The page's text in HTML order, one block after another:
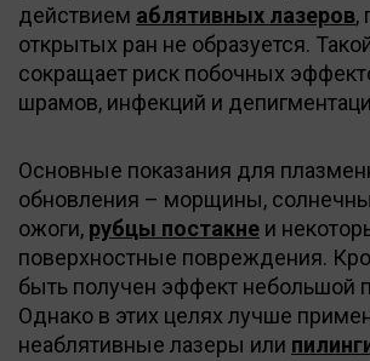
действием аблятивных лазеров,
открытых ран не образуется.
сокращает риск побочных
шрамов, инфекций и
Основные показания для
обновления – морщины,
ожоги, рубцы постакне и
поверхностные повреждения.
быть получен эффект небольшой
Однако в этих целях лучше
неаблятивные лазеры или